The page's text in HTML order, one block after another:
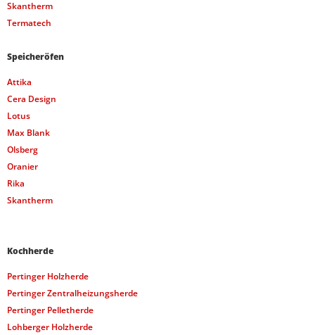
Skantherm
Termatech
Speicheröfen
Attika
Cera Design
Lotus
Max Blank
Olsberg
Oranier
Rika
Skantherm
Kochherde
Pertinger Holzherde
Pertinger Zentralheizungsherde
Pertinger Pelletherde
Lohberger Holzherde